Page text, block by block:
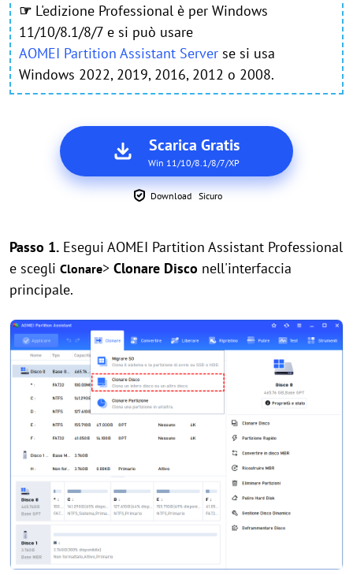
☞ L'edizione Professional è per Windows
11/10/8.1/8/7 e si può usare
AOMEI Partition Assistant Server se si usa
Windows 2022, 2019, 2016, 2012 o 2008.
Scarica Gratis
Win 11/10/8.1/8/7/XP
Download Sicuro
Passo 1. Esegui AOMEI Partition Assistant Professional
e scegli Clonare> Clonare Disco nell'interfaccia
principale.